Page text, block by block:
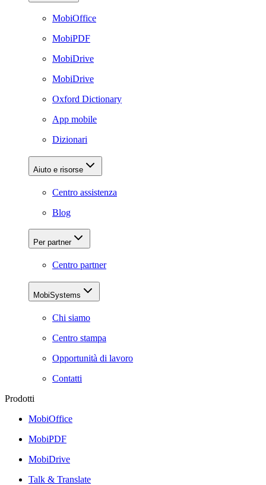
MobiOffice
MobiPDF
MobiDrive
MobiDrive
Oxford Dictionary
App mobile
Dizionari
Aiuto e risorse
Centro assistenza
Blog
Per partner
Centro partner
MobiSystems
Chi siamo
Centro stampa
Opportunità di lavoro
Contatti
Prodotti
MobiOffice
MobiPDF
MobiDrive
Talk & Translate